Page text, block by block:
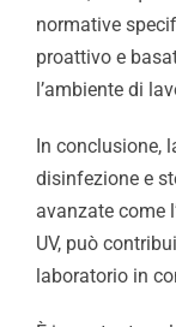
normative
proattivo e
l’ambiente di
In conclusione,
disinfezione e
avanzate come
UV, può
laboratorio in